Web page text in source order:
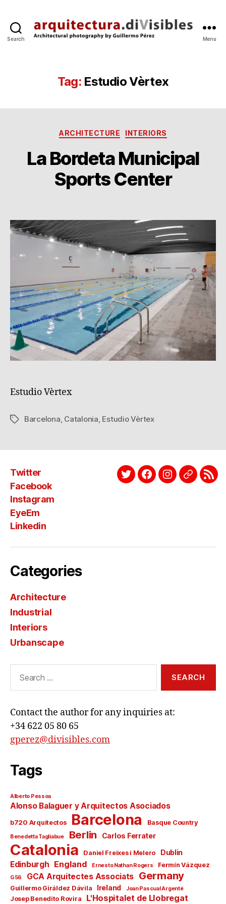
Search Menu
Tag: Estudio Vèrtex
Categories
ARCHITECTURE INTERIORS
La Bordeta Municipal
Sports Center
B
g
e
1
2
J
’1
0
Estudio Vèrtex
TagsBarcelona, Catalonia, Estudio Vèrtex
Twitter
Facebook
Instagram
EyeEm
Linkedin
TwitterFacebookInstagram
EyeEm
Categories
Architecture
Industrial
Interiors
Urbanscape
Contact the author for any inquiries at:
+34 622 05 80 65
gperez@divisibles.com
Tags
Alberto Pessoa
Alonso Balaguer y Arquitectos Asociados
b720 Arquitectos Barcelona Basque Country
Benedetta Tagliabue Berlin Carlos Ferrater
Catalonia Daniel Freixes i Melero Dublin
Edinburgh England Ernesto Nathan Rogers Fermín Vázquez
G56 GCA Arquitectes Associats Germany
Guillermo Giráldez Dávila Ireland Joan Pascual Argenté
Josep Benedito Rovira L'Hospitalet de Llobregat